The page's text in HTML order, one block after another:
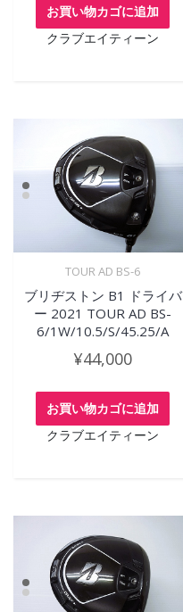
お買い物カゴに追加
クラブエイティーン
TOUR AD BS-6
ブリヂストン B1 ドライバ
ー 2021 TOUR AD BS-
6/1W/10.5/S/45.25/A
¥44,000
お買い物カゴに追加
クラブエイティーン